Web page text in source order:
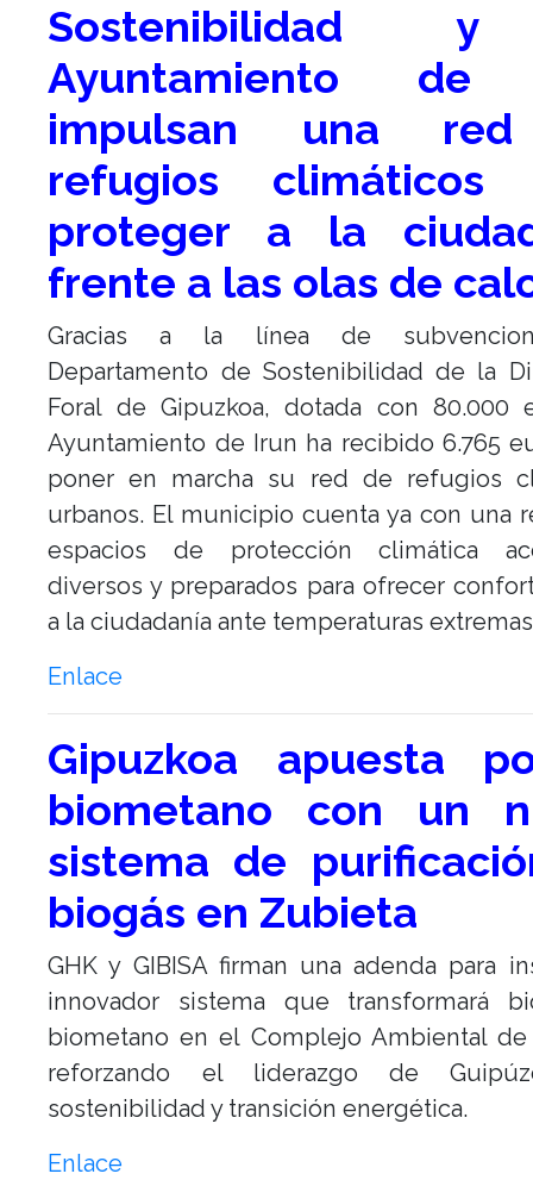
Sostenibilidad
Ayuntamiento de
impulsan una
refugios climáticos
proteger a la
frente a las olas de
Gracias a la línea de
Departamento de Sostenibilidad de la
Foral de Gipuzkoa, dotada con 80.000
Ayuntamiento de Irun ha recibido 6.765
poner en marcha su red de refugios
urbanos. El municipio cuenta ya con una
espacios de protección climática
diversos y preparados para ofrecer
a la ciudadanía ante temperaturas
Enlace
Gipuzkoa apuesta
biometano con un
sistema de
biogás en Zubieta
GHK y GIBISA firman una adenda para
innovador sistema que transformará
biometano en el Complejo Ambiental de
reforzando el liderazgo de
sostenibilidad y transición energética.
Enlace